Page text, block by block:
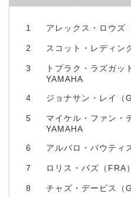
1 アレックス・ロウズ
2 スコット・レディン
3
トプラク・ラズガッ
YAMAHA
4 ジョナサン・レイ（
5
マイケル・ファン・
YAMAHA
6 アルバロ・バウティ
7 ロリス・バズ（FRA
8 チャズ・デービス（